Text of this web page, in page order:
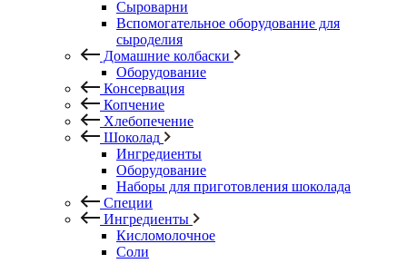
Сыроварни
Вспомогательное оборудование для
сыроделия
Домашние колбаски
Оборудование
Консервация
Копчение
Хлебопечение
Шоколад
Ингредиенты
Оборудование
Наборы для приготовления шоколада
Специи
Ингредиенты
Кисломолочное
Соли